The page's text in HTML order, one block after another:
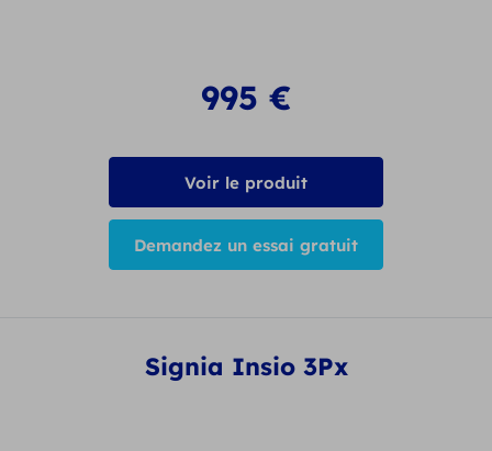
995 €
Voir le produit
Demandez un essai gratuit
Signia Insio 3Px